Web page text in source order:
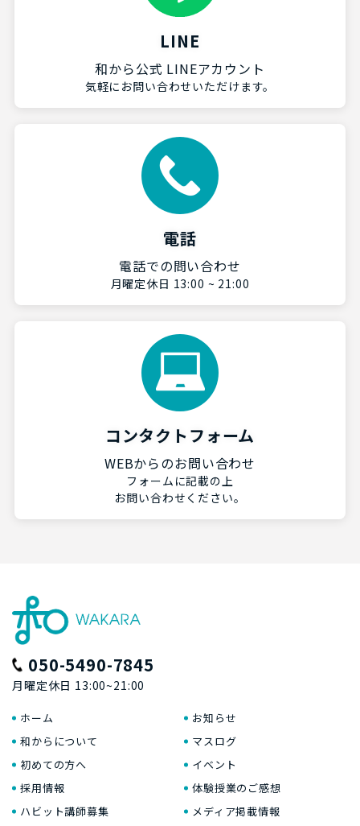
LINE
和から公式 LINEアカウント
気軽にお問い合わせいただけます。
電話
電話での問い合わせ
月曜定休日 13:00 ~ 21:00
コンタクトフォーム
WEBからのお問い合わせ
フォームに記載の上
お問い合わせください。
050-5490-7845
月曜定休日 13:00~21:00
ホーム
和からについて
初めての方へ
採用情報
ハビット講師募集
お知らせ
マスログ
イベント
体験授業のご感想
メディア掲載情報